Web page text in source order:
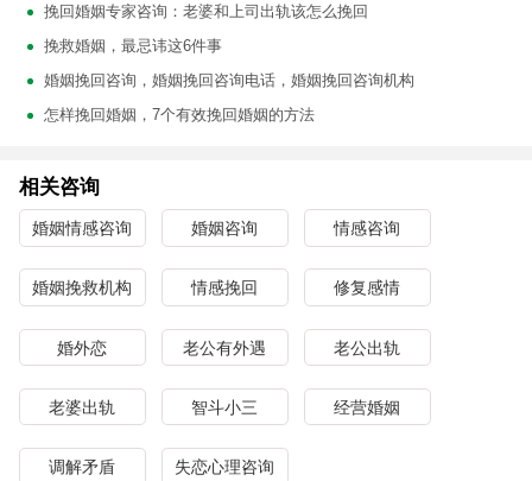
挽回婚姻专家咨询：老婆和上司出轨该怎么挽回
挽救婚姻，最忌讳这6件事
婚姻挽回咨询，婚姻挽回咨询电话，婚姻挽回咨询机构
怎样挽回婚姻，7个有效挽回婚姻的方法
相关咨询
婚姻情感咨询 婚姻咨询 情感咨询
婚姻挽救机构 情感挽回 修复感情
婚外恋 老公有外遇 老公出轨
老婆出轨 智斗小三 经营婚姻
调解矛盾 失恋心理咨询